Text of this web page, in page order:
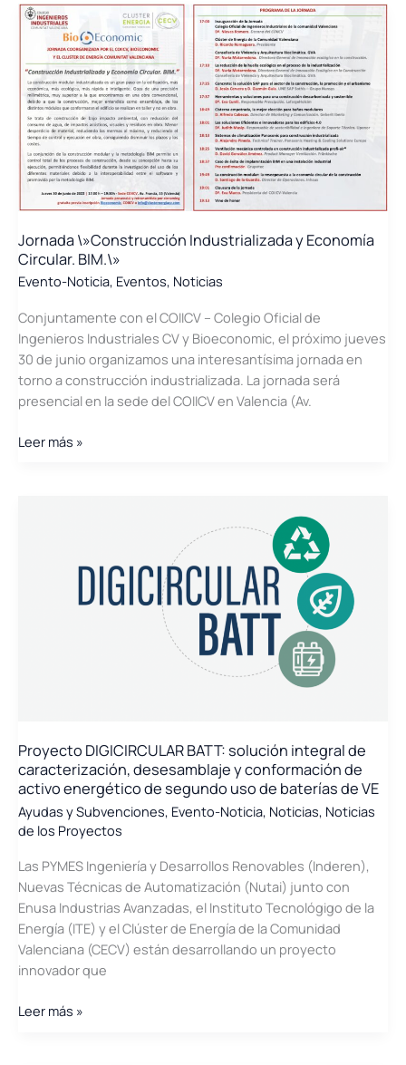
el
sector
Agroalimentario
Jornada \»Construcción Industrializada y Economía
Circular. BIM.\»
Evento-Noticia, Eventos, Noticias
Conjuntamente con el COIICV – Colegio Oficial de
Ingenieros Industriales CV y Bioeconomic, el próximo jueves
30 de junio organizamos una interesantísima jornada en
torno a construcción industrializada. La jornada será
presencial en la sede del COIICV en Valencia (Av.
Jornada
Leer más »
Proyecto DIGICIRCULAR BATT: solución integral de
caracterización, desesamblaje y conformación de
activo energético de segundo uso de baterías de VE
Ayudas y Subvenciones, Evento-Noticia, Noticias, Noticias
de los Proyectos
Las PYMES Ingeniería y Desarrollos Renovables (Inderen),
Nuevas Técnicas de Automatización (Nutai) junto con
Enusa Industrias Avanzadas, el Instituto Tecnológigo de la
Energía (ITE) y el Clúster de Energía de la Comunidad
Valenciana (CECV) están desarrollando un proyecto
innovador que
Proyecto
Leer más »